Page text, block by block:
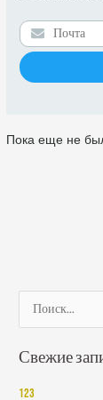
Пока еще не
и
Свежие
123